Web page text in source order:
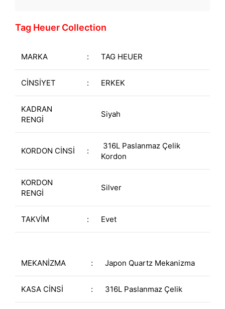
Tag Heuer Collection
MARKA : TAG HEUER
CİNSİYET : ERKEK
KADRAN
RENGİ
Siyah
KORDON CİNSİ :
316L Paslanmaz Çelik
Kordon
KORDON
RENGİ
Silver
TAKVİM : Evet
MEKANİZMA : Japon Quartz Mekanizma
KASA CİNSİ : 316L Paslanmaz Çelik